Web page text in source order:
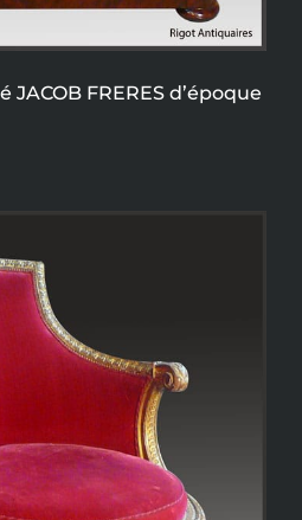
FRERES d’époque